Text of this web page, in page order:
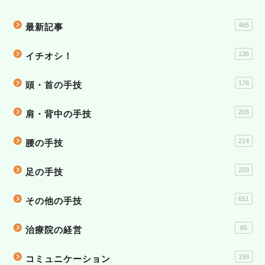
最新記事 465
イチオシ！ 136
頭・首の手技 176
肩・背中の手技 206
腰の手技 214
足の手技 203
その他の手技 651
治療院の経営 85
コミュニケーション 199